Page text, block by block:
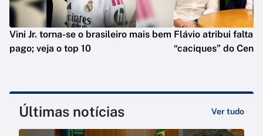
Vini Jr. torna-se o brasileiro mais bem
pago; veja o top 10
Flávio atribui falta
“caciques” do
Últimas notícias Ver tudo